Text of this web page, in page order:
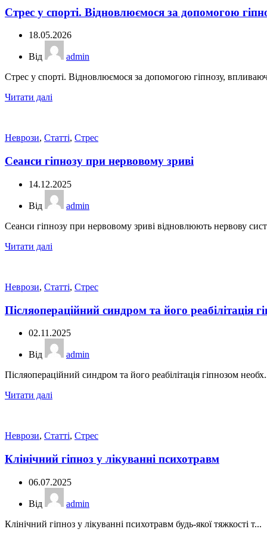
Стрес у спорті. Відновлюємося за допомогою
18.05.2026
Від
admin
Стрес у спорті. Відновлюємося за допомогою гіпнозу,
Читати далі
Неврози, Статті, Стрес
Сеанси гіпнозу при нервовому зриві
14.12.2025
Від
admin
Сеанси гіпнозу при нервовому зриві відновлюють нервову
Читати далі
Неврози, Статті, Стрес
Післяопераційний синдром та його реабілітація
02.11.2025
Від
admin
Післяопераційний синдром та його реабілітація гіпнозом
Читати далі
Неврози, Статті, Стрес
Клінічний гіпноз у лікуванні психотравм
06.07.2025
Від
admin
Клінічний гіпноз у лікуванні психотравм будь-якої тяжкості т...